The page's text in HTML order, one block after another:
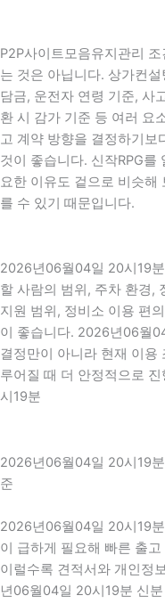
P2P사이트모음유지관리
는 것은 아닙니다. 상가컨
담금, 운전자 연령 기준, 사
환 시 감가 기준 등 여러 요
고 계약 방향을 결정하기보
것이 좋습니다. 신작RPG
요한 이유도 겉으로 비슷해
를 수 있기 때문입니다.
2026년06월04일 20시19
할 사람의 범위, 주차 환경,
지원 범위, 정비소 이용 편
이 좋습니다. 2026년06월
결정만이 아니라 현재 이용
루어질 때 더 안정적으로
시19분
2026년06월04일 20시19
준
2026년06월04일 20시19
이 급하게 필요해 빠른 출
이럴수록 견적서와 개인정
년06월04일 20시19분 신